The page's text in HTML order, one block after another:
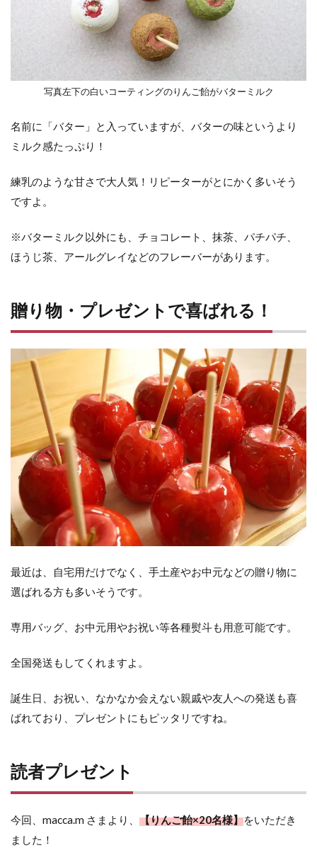
写真左下の白いコーティングのりんご飴がバターミルク
名前に「バター」と入っていますが、バターの味というより
ミルク感たっぷり！
練乳のような甘さで大人気！リピーターがとにかく多いそう
ですよ。
※バターミルク以外にも、チョコレート、抹茶、パチパチ、
ほうじ茶、アールグレイなどのフレーバーがあります。
贈り物・プレゼントで喜ばれる！
最近は、自宅用だけでなく、手土産やお中元などの贈り物に
選ばれる方も多いそうです。
専用バッグ、お中元用やお祝い等各種熨斗も用意可能です。
全国発送もしてくれますよ。
誕生日、お祝い、なかなか会えない親戚や友人への発送も喜
ばれており、プレゼントにもピッタリですね。
読者プレゼント
今回、macca.m さまより、 【りんご飴×20名様】をいただき
ました！